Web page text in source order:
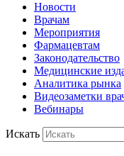
Новости
Врачам
Мероприятия
Фармацевтам
Законодательство
Медицинские
Аналитика рынка
Видеозаметки
Вебинары
Искать